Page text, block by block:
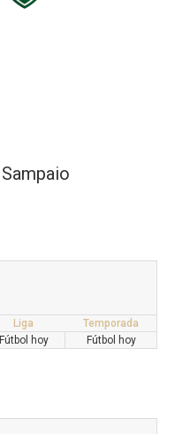
Sampaio
Liga
Temporada
Fútbol hoy Fútbol hoy